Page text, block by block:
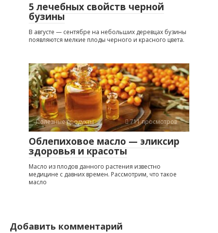
5 лечебных свойств черной
бузины
В августе — сентябре на небольших деревцах бузины
появляются мелкие плоды черного и красного цвета.
Полезные продукты 711 просмотров
Облепиховое масло — эликсир
здоровья и красоты
Масло из плодов данного растения известно
медицине с давних времен. Рассмотрим, что такое
масло
Добавить комментарий